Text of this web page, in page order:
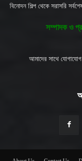
বিনোদন শিল্প থেকে সরাসরি
সম্পাদক ও
আমাদের সাথে